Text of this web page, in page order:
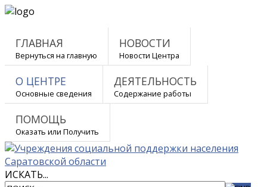
ГЛАВНАЯ
Вернуться на главную
НОВОСТИ
Новости Центра
О ЦЕНТРЕ
Основные сведения
ДЕЯТЕЛЬНОСТЬ
Содержание работы
ПОМОЩЬ
Оказать или Получить
ИСКАТЬ...